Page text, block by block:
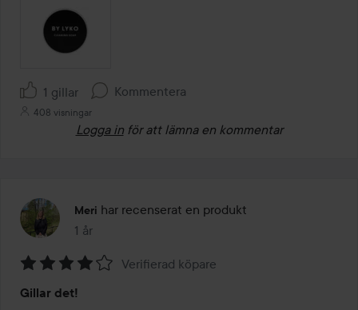
1 gillar Kommentera
408 visningar
Logga in för att lämna en kommentar
Meri har recenserat en produkt
1 år
Inlägget skapades 1 år
4
Verifierad köpare
Gillar det!